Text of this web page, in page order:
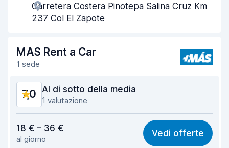
Rapidità del ritiro
Pulizia del veicolo 6,9
Condizioni dell'auto
Carretera Costera Pinotepa Salina Cruz Km
237 Col El Zapote
MAS Rent a Car
1 sede
7,0 Al di sotto della media
1 valutazione
5,9
Facile da trovare 8,2
18 € – 36 €
al giorno
Vedi offerte